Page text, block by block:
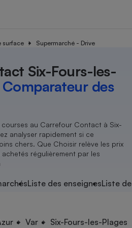
surface Supermarché - Drive
Six-Fours-les-
Comparateur des
au Carrefour Contact à Six-
analyser rapidement si ce
chers. Que Choisir relève les prix
régulièrement par les
Liste des enseignesListe
Var Six-Fours-les-Plages
Additifs
Agriculture
Produit alimentaire
Achat - Vente - Location
Carburant
Magasin - Grande surface
Marketing - Fidélisation
Organismes de défense
Système judiciairegratuit
Air
Eau
Achat - Vente - Travaux
Location
Sport
Vacances - Tourisme
électrique
Démarche administrative
Senior
Service marchand
Train
Transport aérien
locale
Choisir Ensemble